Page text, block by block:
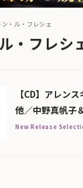
ン・ル・フレシェ
・フレシ
【CD】アレン
他／中野真帆子
New Release